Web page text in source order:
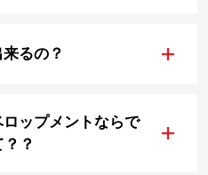
るの？ +
ップメントならで
？
+